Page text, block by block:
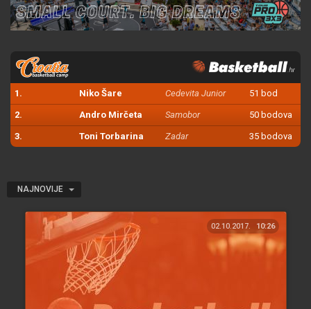
1. Niko Šare Cedevita Junior 51 bod
2. Andro Mirčeta Samobor 50 bodova
3. Toni Torbarina Zadar 35 bodova
NAJNOVIJE
02.10.2017. 10:26